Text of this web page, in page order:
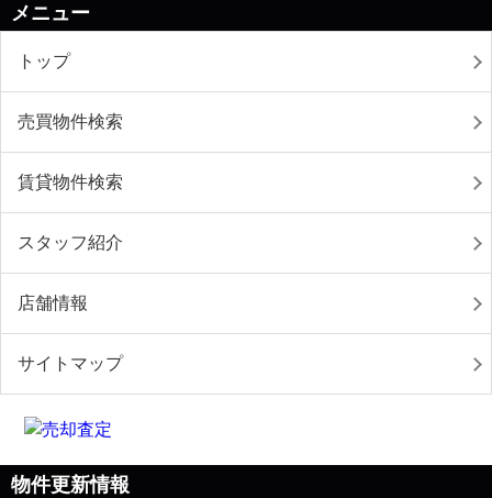
メニュー
トップ
売買物件検索
賃貸物件検索
スタッフ紹介
店舗情報
サイトマップ
物件更新情報